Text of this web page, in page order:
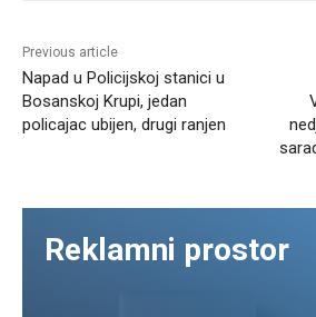
Previous article
Napad u Policijskoj stanici u
Bosanskoj Krupi, jedan
policajac ubijen, drugi ranjen
Reklamni prostor